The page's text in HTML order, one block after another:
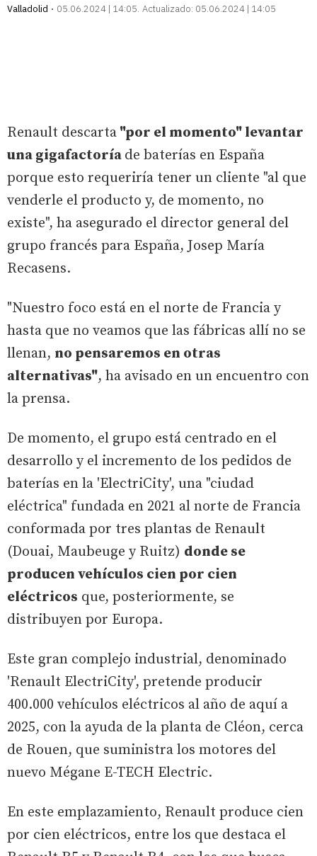
Valladolid
05.06.2024 | 14:05 Actualizado: 05.06.2024 | 14:05
Renault descarta "por el momento" levantar
una gigafactoría de baterías en España
porque esto requeriría tener un cliente "al que
venderle el producto y, de momento, no
existe", ha asegurado el director general del
grupo francés para España, Josep María
Recasens.
"Nuestro foco está en el norte de Francia y
hasta que no veamos que las fábricas allí no se
llenan, no pensaremos en otras
alternativas", ha avisado en un encuentro con
la prensa.
De momento, el grupo está centrado en el
desarrollo y el incremento de los pedidos de
baterías en la 'ElectriCity', una "ciudad
eléctrica" fundada en 2021 al norte de Francia
conformada por tres plantas de Renault
(Douai, Maubeuge y Ruitz) donde se
producen vehículos cien por cien
eléctricos que, posteriormente, se
distribuyen por Europa.
Este gran complejo industrial, denominado
'Renault ElectriCity', pretende producir
400.000 vehículos eléctricos al año de aquí a
2025, con la ayuda de la planta de Cléon, cerca
de Rouen, que suministra los motores del
nuevo Mégane E-TECH Electric.
En este emplazamiento, Renault produce cien
por cien eléctricos, entre los que destaca el